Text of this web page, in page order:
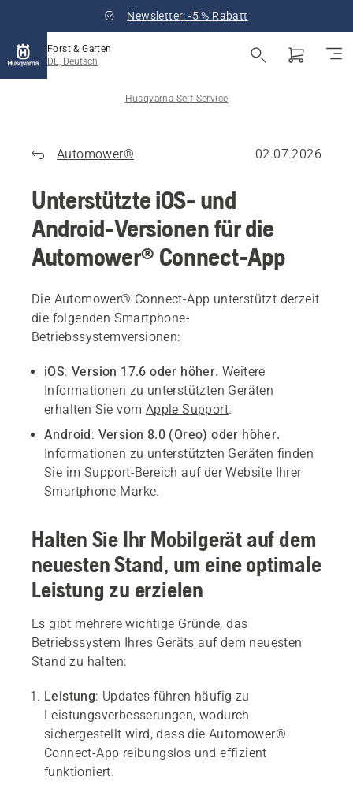
Newsletter: -5 % Rabatt
Forst & Garten
DE, Deutsch
Husqvarna Self-Service
Automower® 02.07.2026
Unterstützte iOS- und
Android-Versionen für die
Automower® Connect-App
Die Automower® Connect-App unterstützt derzeit
die folgenden Smartphone-
Betriebssystemversionen:
iOS:Version 17.6 oder höher. Weitere
Informationen zu unterstützten Geräten
erhalten Sie vom Apple Support.
Android: Version 8.0 (Oreo) oder höher.
Informationen zu unterstützten Geräten finden
Sie im Support-Bereich auf der Website Ihrer
Smartphone-Marke.
Halten Sie Ihr Mobilgerät auf dem
neuesten Stand, um eine optimale
Leistung zu erzielen
Es gibt mehrere wichtige Gründe, das
Betriebssystem Ihres Geräts auf dem neuesten
Stand zu halten:
Leistung: Updates führen häufig zu
Leistungsverbesserungen, wodurch
sichergestellt wird, dass die Automower®
Connect-App reibungslos und effizient
funktioniert.